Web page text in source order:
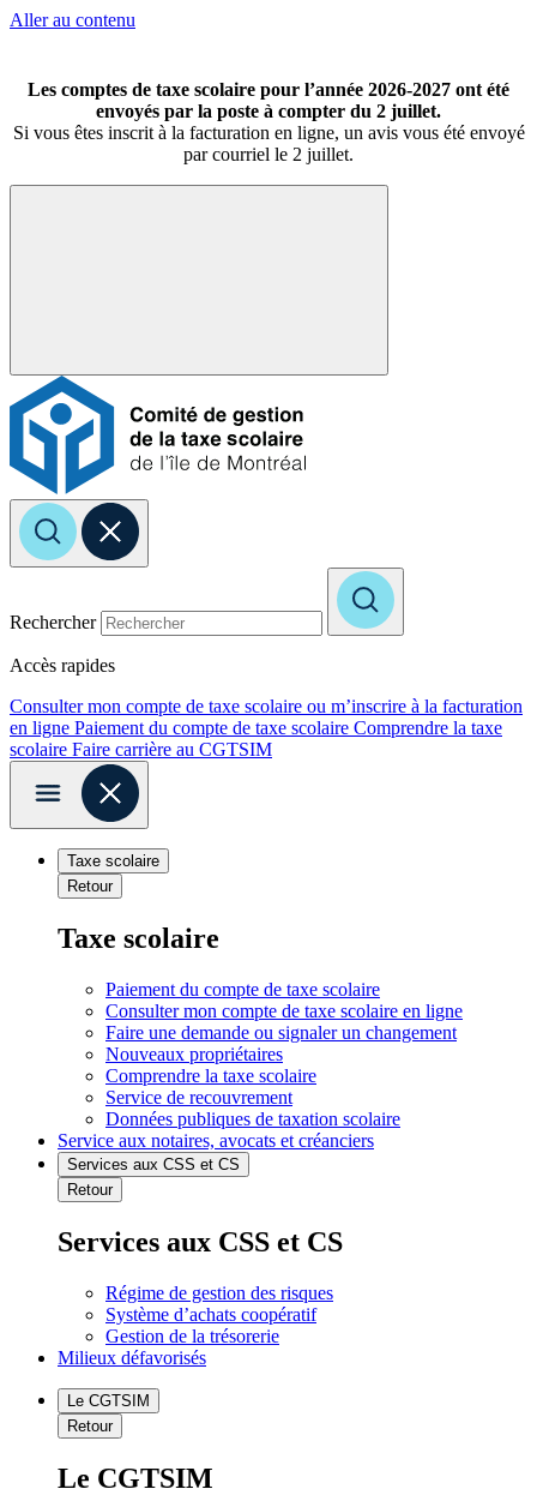
Aller au contenu
Les comptes de taxe scolaire pour l’année 2026-2027 ont été
envoyés par la poste à compter du 2 juillet.
Si vous êtes inscrit à la facturation en ligne, un avis vous été envoyé
par courriel le 2 juillet.
Rechercher
Accès rapides
Consulter mon compte de taxe scolaire ou m’inscrire à la facturation
en ligne Paiement du compte de taxe scolaire Comprendre la taxe
scolaire Faire carrière au CGTSIM
Taxe scolaire
Retour
Taxe scolaire
Paiement du compte de taxe scolaire
Consulter mon compte de taxe scolaire en ligne
Faire une demande ou signaler un changement
Nouveaux propriétaires
Comprendre la taxe scolaire
Service de recouvrement
Données publiques de taxation scolaire
Service aux notaires, avocats et créanciers
Services aux CSS et CS
Retour
Services aux CSS et CS
Régime de gestion des risques
Système d’achats coopératif
Gestion de la trésorerie
Milieux défavorisés
Le CGTSIM
Retour
Le CGTSIM